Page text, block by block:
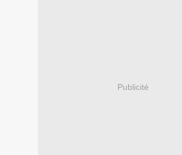
Publicité